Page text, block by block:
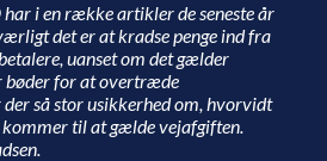
i en række artikler de seneste år
det er at kradse penge ind fra
uanset om det gælder
bøder for at overtræde
så stor usikkerhed om, hvorvidt
kommer til at gælde vejafgiften.